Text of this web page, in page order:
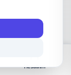
Hesabım